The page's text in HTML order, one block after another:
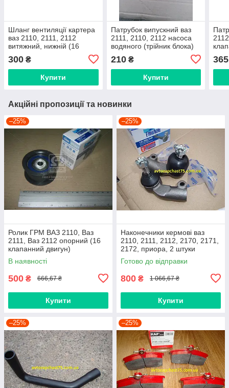
Шланг вентиляції картера
ваз 2110, 2111, 2112
витяжний, нижній (16
виробник дорожня карта,
Україна
300 ₴
Купити
Патрубок випускний ваз
2111, 2110, 2112 насоса
водяного (трійник блока)
210₴
Купити
365
Акційні пропозиції та новинки
–25%
Ролик ГРМ ВАЗ 2110, Ваз
2111, Ваз 2112 опорний (16
клапанний двигун)
В наявності
500 ₴ 666,67 ₴
Купити
–25%
Наконечники кермові ваз
2110, 2111, 2112, 2170, 2171,
2172, приора, 2 штуки
(виробник Finwhale,
Німеччина)
Готово до відправки
800 ₴ 1 066,67 ₴
Купити
–25% –25%